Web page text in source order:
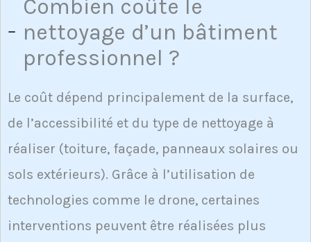
Combien coûte le
nettoyage d’un bâtiment
professionnel ?
Le coût dépend principalement de la surface,
de l’accessibilité et du type de nettoyage à
réaliser (toiture, façade, panneaux solaires ou
sols extérieurs). Grâce à l’utilisation de
technologies comme le drone, certaines
interventions peuvent être réalisées plus